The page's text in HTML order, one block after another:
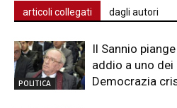
articoli collegati dagli autori
POLITICA
Il Sannio
addio a uno dei
Democrazia